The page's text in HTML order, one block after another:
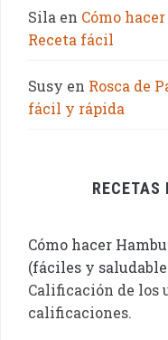
Sila en Cómo
Receta fácil
Susy en Rosca de
fácil y rápida
RECETAS
Cómo hacer
(fáciles y
Calificación de los
calificaciones.